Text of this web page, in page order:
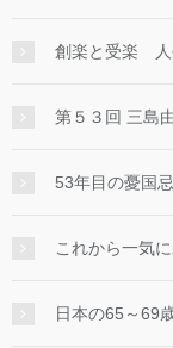
創楽と受楽 人
第５３回 三島
53年目の憂国忌
これから一気
日本の65～69